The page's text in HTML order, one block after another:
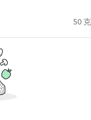
50 克